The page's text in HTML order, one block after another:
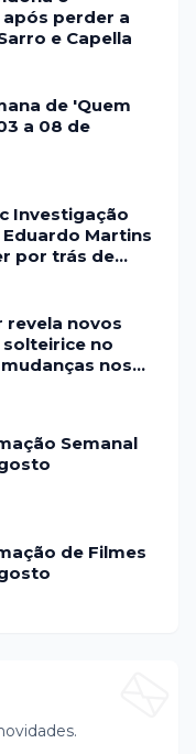
após perder a
e Capella
de 'Quem
a 08 de
Investigação
Martins
por trás de
revela novos
no
nos
Semanal
de Filmes